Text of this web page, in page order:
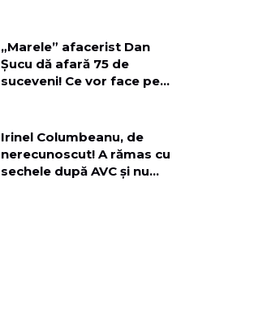
„Marele” afacerist Dan
Șucu dă afară 75 de
suceveni! Ce vor face pe
Irinel Columbeanu, de
nerecunoscut! A rămas cu
sechele după AVC și nu